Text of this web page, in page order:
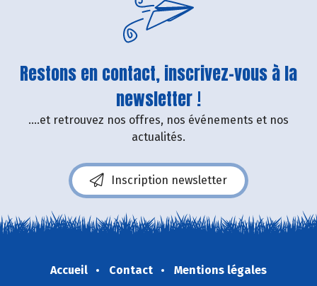
Restons en contact, inscrivez-vous à la
newsletter !
....et retrouvez nos offres, nos événements et nos
actualités.
Inscription newsletter
Accueil Contact
Mentions légales